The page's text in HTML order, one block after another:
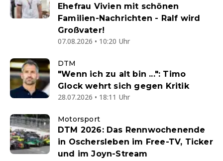
Ehefrau Vivien mit schönen
Familien-Nachrichten - Ralf wird
Großvater!
07.08.2026 • 10:20 Uhr
DTM
"Wenn ich zu alt bin ...": Timo
Glock wehrt sich gegen Kritik
28.07.2026 • 18:11 Uhr
Motorsport
DTM 2026: Das Rennwochenende
in Oschersleben im Free-TV, Ticker
und im Joyn-Stream